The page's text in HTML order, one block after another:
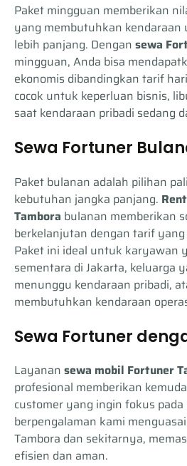
Paket mingguan memberikan
yang membutuhkan kendaraan
lebih panjang. Dengan sewa
mingguan, Anda bisa
ekonomis dibandingkan tarif
cocok untuk keperluan bisnis,
saat kendaraan pribadi sedang
Sewa Fortuner
Paket bulanan adalah pilihan
kebutuhan jangka panjang.
Tambora bulanan memberikan
berkelanjutan dengan tarif
Paket ini ideal untuk karyawan
sementara di Jakarta, keluarga
menunggu kendaraan pribadi,
membutuhkan kendaraan
Sewa Fortuner
Layanan sewa mobil Fortuner
profesional memberikan
customer yang ingin fokus
berpengalaman kami
Tambora dan sekitarnya,
efisien dan aman.